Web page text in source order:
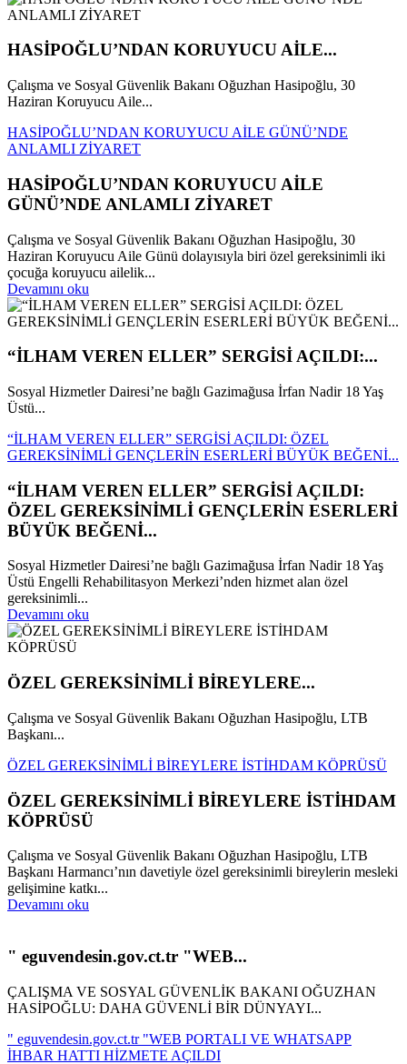
HASİPOĞLU’NDAN KORUYUCU AİLE...
Çalışma ve Sosyal Güvenlik Bakanı Oğuzhan Hasipoğlu, 30
Haziran Koruyucu Aile...
HASİPOĞLU’NDAN KORUYUCU AİLE GÜNÜ’NDE
ANLAMLI ZİYARET
HASİPOĞLU’NDAN KORUYUCU AİLE
GÜNÜ’NDE ANLAMLI ZİYARET
Çalışma ve Sosyal Güvenlik Bakanı Oğuzhan Hasipoğlu, 30
Haziran Koruyucu Aile Günü dolayısıyla biri özel gereksinimli iki
çocuğa koruyucu ailelik...
Devamını oku
“İLHAM VEREN ELLER” SERGİSİ AÇILDI:...
Sosyal Hizmetler Dairesi’ne bağlı Gazimağusa İrfan Nadir 18 Yaş
Üstü...
“İLHAM VEREN ELLER” SERGİSİ AÇILDI: ÖZEL
GEREKSİNİMLİ GENÇLERİN ESERLERİ BÜYÜK BEĞENİ...
“İLHAM VEREN ELLER” SERGİSİ AÇILDI:
ÖZEL GEREKSİNİMLİ GENÇLERİN ESERLERİ
BÜYÜK BEĞENİ...
Sosyal Hizmetler Dairesi’ne bağlı Gazimağusa İrfan Nadir 18 Yaş
Üstü Engelli Rehabilitasyon Merkezi’nden hizmet alan özel
gereksinimli...
Devamını oku
ÖZEL GEREKSİNİMLİ BİREYLERE...
Çalışma ve Sosyal Güvenlik Bakanı Oğuzhan Hasipoğlu, LTB
Başkanı...
ÖZEL GEREKSİNİMLİ BİREYLERE İSTİHDAM KÖPRÜSÜ
ÖZEL GEREKSİNİMLİ BİREYLERE İSTİHDAM
KÖPRÜSÜ
Çalışma ve Sosyal Güvenlik Bakanı Oğuzhan Hasipoğlu, LTB
Başkanı Harmancı’nın davetiyle özel gereksinimli bireylerin mesleki
gelişimine katkı...
Devamını oku
" eguvendesin.gov.ct.tr "WEB...
ÇALIŞMA VE SOSYAL GÜVENLİK BAKANI OĞUZHAN
HASİPOĞLU: DAHA GÜVENLİ BİR DÜNYAYI...
" eguvendesin.gov.ct.tr "WEB PORTALI VE WHATSAPP
İHBAR HATTI HİZMETE AÇILDI